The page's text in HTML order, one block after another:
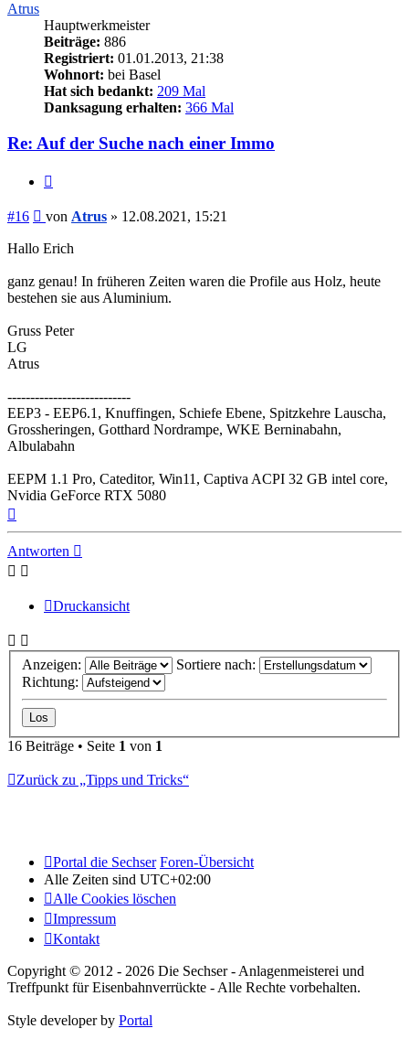
Atrus
Hauptwerkmeister
Beiträge: 886
Registriert: 01.01.2013, 21:38
Wohnort: bei Basel
Hat sich bedankt: 209 Mal
Danksagung erhalten: 366 Mal
Re: Auf der Suche nach einer Immo
#16 Beitrag
von Atrus » 12.08.2021, 15:21
Hallo Erich
ganz genau! In früheren Zeiten waren die Profile aus Holz, heute
bestehen sie aus Aluminium.
Gruss Peter
LG
Atrus
---------------------------
EEP3 - EEP6.1, Knuffingen, Schiefe Ebene, Spitzkehre Lauscha,
Grossheringen, Gotthard Nordrampe, WKE Berninabahn,
Albulabahn
EEPM 1.1 Pro, Cateditor, Win11, Captiva ACPI 32 GB intel core,
Nvidia GeForce RTX 5080
Antworten
Druckansicht
Anzeigen:
Sortiere nach:
Richtung:
16 Beiträge • Seite 1 von 1
Zurück zu „Tipps und Tricks“
Portal die Sechser Foren-Übersicht
Alle Zeiten sind UTC+02:00
Alle Cookies löschen
Impressum
Kontakt
Copyright © 2012 - 2026 Die Sechser - Anlagenmeisterei und
Treffpunkt für Eisenbahnverrückte - Alle Rechte vorbehalten.
Style developer by Portal